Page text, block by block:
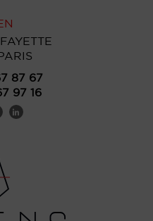
87 67
97 16